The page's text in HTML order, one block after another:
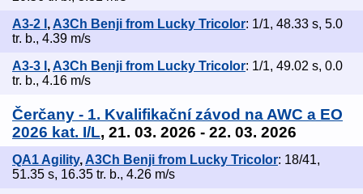
A3-2 I , A3Ch Benji from Lucky Tricolor: 1/1, 48.33 s, 5.0
tr. b., 4.39 m/s
A3-3 I ,A3Ch Benji from Lucky Tricolor: 1/1, 49.02 s, 0.0
tr. b., 4.16 m/s
Čerčany - 1. Kvalifikační závod na AWC a EO
2026 kat. I/L, 21. 03. 2026 - 22. 03. 2026
QA1 Agility, A3Ch Benji from Lucky Tricolor: 18/41,
51.35 s, 16.35 tr. b., 4.26 m/s